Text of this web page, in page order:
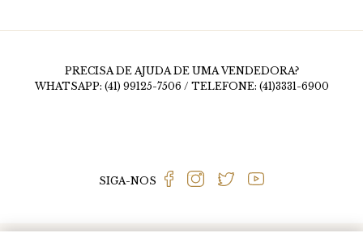
PRECISA DE AJUDA DE UMA VENDEDORA?
WHATSAPP: (41) 99125-7506 / TELEFONE: (41)3331-6900
SIGA-NOS